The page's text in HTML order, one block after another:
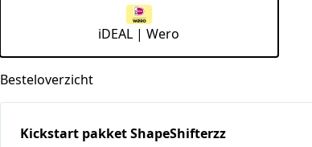
iDEAL | Wero
Besteloverzicht
Kickstart pakket ShapeShifterzz